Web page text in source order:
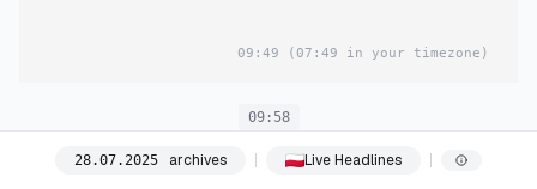
09:49 (07:49 in your timezone)
09:58
28.07.2025 archives Live Headlines